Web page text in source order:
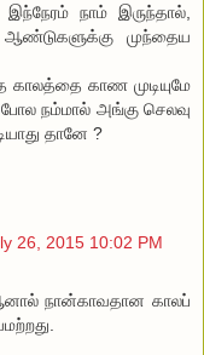
நாம் இருந்தால்,
ஆண்டுகளுக்கு முந்தைய
காண முடியுமே
நம்மால் அங்கு செலவு
தானே ?
26, 2015 10:02 PM
நான்காவதான காலப்